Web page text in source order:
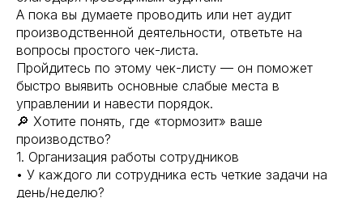
А пока вы думаете проводить или нет аудит
производственной деятельности, ответьте на
вопросы простого чек-листа.
Пройдитесь по этому чек-листу — он поможет
быстро выявить основные слабые места в
управлении и навести порядок.
🔎 Хотите понять, где «тормозит» ваше
производство?
1. Организация работы сотрудников
• У каждого ли сотрудника есть четкие задачи на
день/неделю?